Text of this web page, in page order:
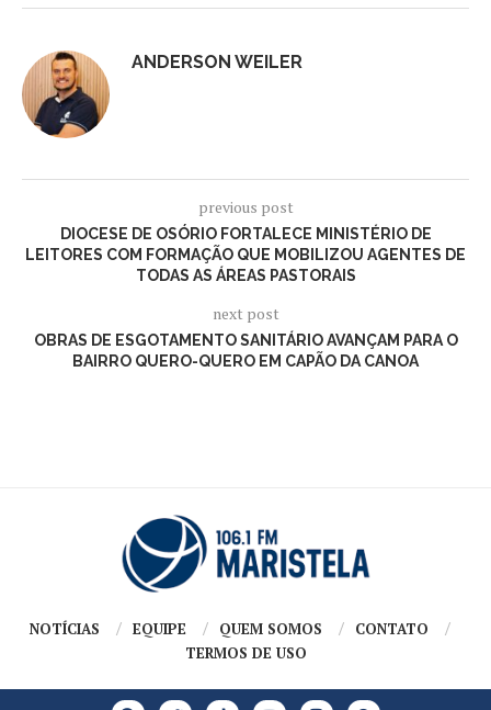
ANDERSON WEILER
previous post
DIOCESE DE OSÓRIO FORTALECE MINISTÉRIO DE
LEITORES COM FORMAÇÃO QUE MOBILIZOU AGENTES DE
TODAS AS ÁREAS PASTORAIS
next post
OBRAS DE ESGOTAMENTO SANITÁRIO AVANÇAM PARA O
BAIRRO QUERO-QUERO EM CAPÃO DA CANOA
NOTÍCIAS EQUIPE QUEM SOMOS
CONTATO
TERMOS DE USO